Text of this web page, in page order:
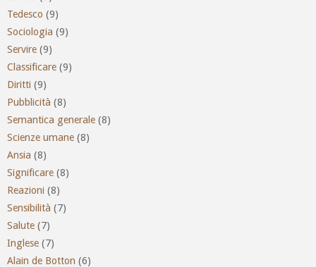
Tedesco (9)
Sociologia (9)
Servire (9)
Classificare (9)
Diritti (9)
Pubblicità (8)
Semantica generale (8)
Scienze umane (8)
Ansia (8)
Significare (8)
Reazioni (8)
Sensibilità (7)
Salute (7)
Inglese (7)
Alain de Botton (6)